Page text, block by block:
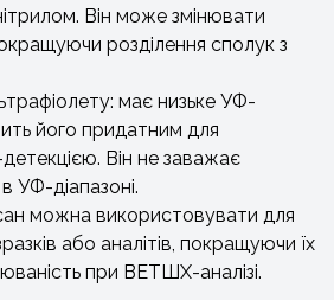
Він може змінювати
розділення сполук з
має низьке УФ-
його придатним для
Він не заважає
УФ-діапазоні.
можна використовувати для
або аналітів, покращуючи їх
при ВЕТШХ-аналізі.